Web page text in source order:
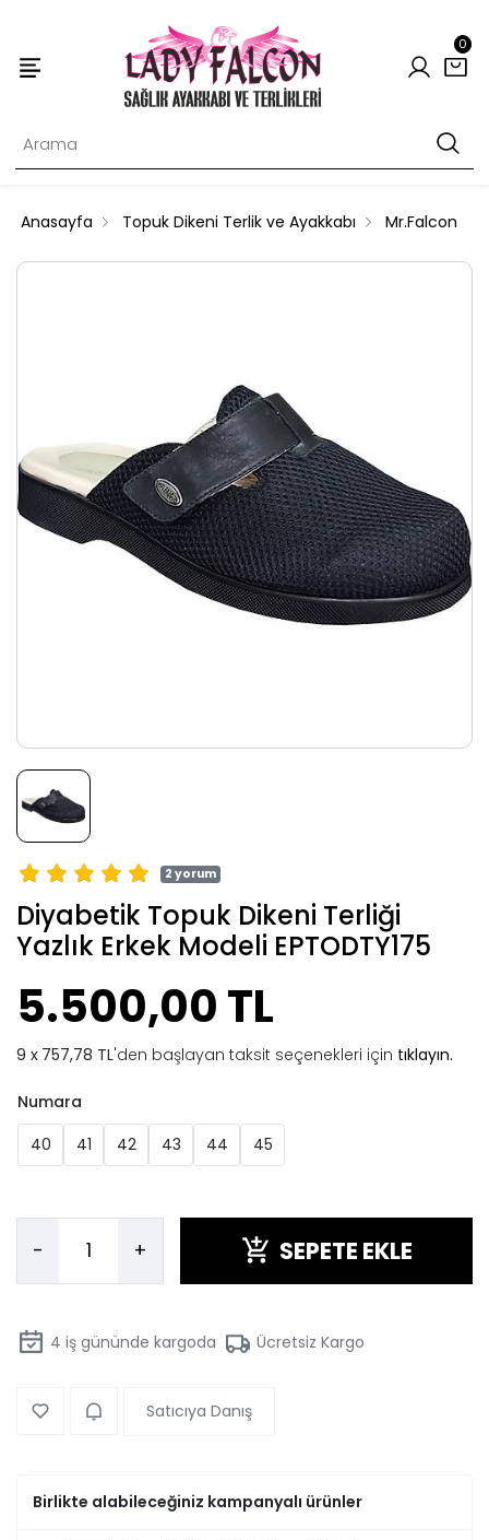
0
Anasayfa Topuk Dikeni Terlik ve Ayakkabı Mr.Falcon
2 yorum
Diyabetik Topuk Dikeni Terliği
Yazlık Erkek Modeli EPTODTY175
5.500,00 TL
757,78 TL'den başlayan taksit seçenekleri için tıklayın.
Numara
40
41 42 43 44 45
- + SEPETE EKLE
4 iş gününde kargoda Ücretsiz Kargo
Satıcıya Danış
Birlikte alabileceğiniz kampanyalı ürünler